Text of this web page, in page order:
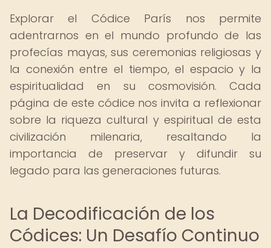
Explorar el Códice París nos permite
adentrarnos en el mundo profundo de las
profecías mayas, sus ceremonias religiosas y
la conexión entre el tiempo, el espacio y la
espiritualidad en su cosmovisión. Cada
página de este códice nos invita a reflexionar
sobre la riqueza cultural y espiritual de esta
civilización milenaria, resaltando la
importancia de preservar y difundir su
legado para las generaciones futuras.
La Decodificación de los
Códices: Un Desafío Continuo